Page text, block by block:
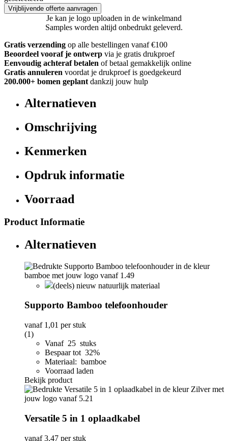
Vrijblijvende offerte aanvragen
Je kan je logo uploaden in de winkelmand
Samples worden altijd onbedrukt geleverd.
Gratis verzending op alle bestellingen vanaf €100
Beoordeel vooraf je ontwerp via je gratis drukproef
Eenvoudig achteraf betalen of betaal gemakkelijk online
Gratis annuleren voordat je drukproef is goedgekeurd
200.000+ bomen geplant dankzij jouw hulp
Alternatieven
Omschrijving
Kenmerken
Opdruk informatie
Voorraad
Product Informatie
Alternatieven
(deels) nieuw natuurlijk materiaal
Supporto Bamboo telefoonhouder
vanaf 1,01 per stuk
(1)
Vanaf 25 stuks
Bespaar tot 32%
Materiaal: bamboe
Voorraad laden
Bekijk product
Versatile 5 in 1 oplaadkabel
vanaf3,47 per stuk